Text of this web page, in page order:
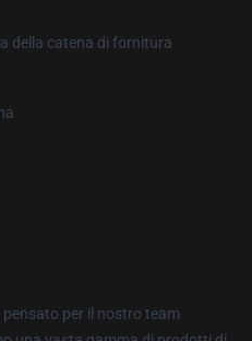
della catena di fornitura
per il nostro team